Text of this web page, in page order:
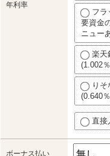
年利率
フラ
要資金
ニュー
楽
(1.002
り
(0.640
直接
ボーナス払い